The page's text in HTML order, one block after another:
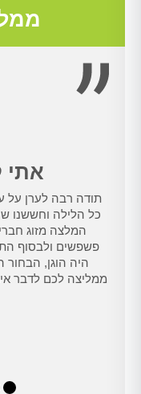
אתי
תודה רבה לערן על
כל הלילה וחששנו
המלצה מזוג
פשפשים ולבסוף
היה הוגן, הבחור
ממליצה לכם לדבר